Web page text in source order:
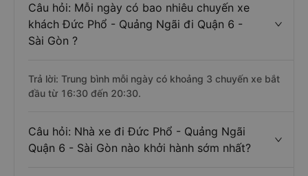
Câu hỏi: Mỗi ngày có bao nhiêu chuyến xe
khách Đức Phổ - Quảng Ngãi đi Quận 6 -
Sài Gòn ?
Trả lời: Trung bình mỗi ngày có khoảng 3 chuyến xe bắt
đầu từ 16:30 đến 20:30.
Câu hỏi: Nhà xe đi Đức Phổ - Quảng Ngãi
Quận 6 - Sài Gòn nào khởi hành sớm nhất?